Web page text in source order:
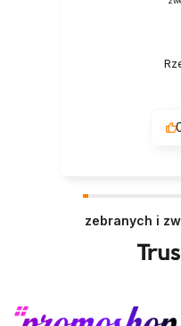
zebranych i